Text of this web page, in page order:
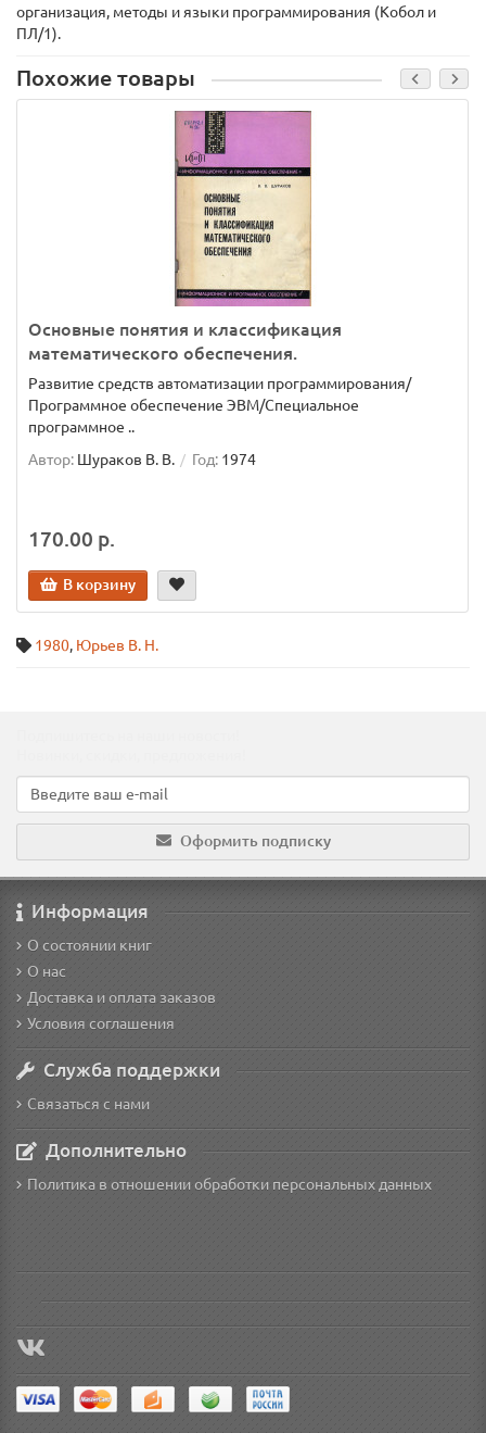
организация, методы и языки программирования (Кобол и
ПЛ/1).
Похожие товары
Основные понятия и классификация
математического обеспечения.
Развитие средств автоматизации программирования/
Программное обеспечение ЭВМ/Специальное
программное ..
Автор: Шураков В. В. Год: 1974
170.00 р.
В корзину
1980, Юрьев В. Н.
Оформить подписку
Информация
О состоянии книг
О нас
Доставка и оплата заказов
Условия соглашения
Служба поддержки
Связаться с нами
Дополнительно
Политика в отношении обработки персональных данных